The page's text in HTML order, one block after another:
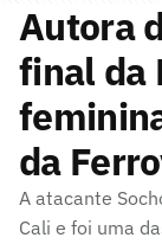
Autora
final da
da
A atacante
Cali e foi uma